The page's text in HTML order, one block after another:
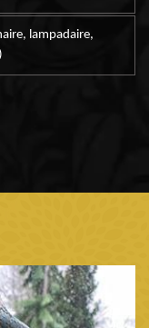
lampadaire,